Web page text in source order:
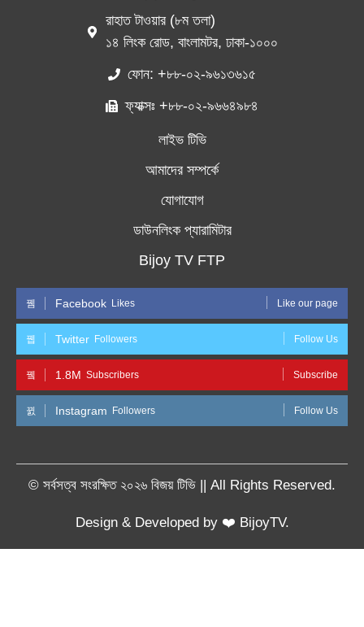
রাহাত টাওয়ার (৮ম তলা)
১৪ লিংক রোড, বাংলামটর, ঢাকা-১০০০
ফোন: +৮৮-০২-৯৬১৩৬১৫
ফ্যাক্সঃ +৮৮-০২-৯৬৬৪৯৮৪
লাইভ টিভি
আমাদের সম্পর্কে
যোগাযোগ
ডাউনলিংক প্যারামিটার
Bijoy TV FTP
Facebook Likes Like our page
Twitter Followers Follow Us
1.8M Subscribers Subscribe
Instagram Followers Follow Us
© সর্বসত্ব সংরক্ষিত ২০২৬ বিজয় টিভি || All Rights Reserved.
Design & Developed by ❤️ BijoyTV.